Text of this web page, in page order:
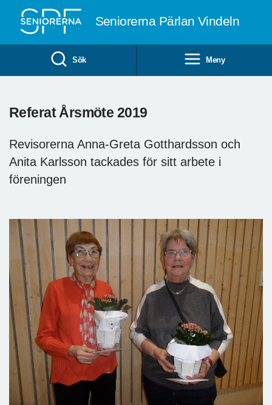
Seniorerna Pärlan Vindeln
Sök Meny
Referat Årsmöte 2019
Revisorerna Anna-Greta Gotthardsson och
Anita Karlsson tackades för sitt arbete i
föreningen